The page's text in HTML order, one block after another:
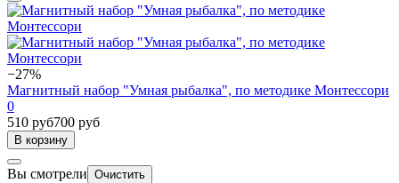
−27%
Магнитный набор "Умная рыбалка", по методике Монтессори
0
510 руб700 руб
В корзину
Вы смотрели Очистить